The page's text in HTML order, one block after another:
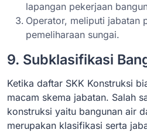
lapangan pekerjaan
Operator, meliputi jabatan
pemeliharaan sungai.
9. Subklasifikasi
Ketika daftar SKK Konstruksi
macam skema jabatan. Salah
konstruksi yaitu bangunan air
merupakan klasifikasi serta